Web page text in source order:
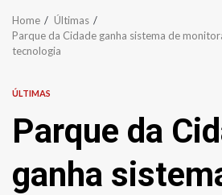
Home
Últimas
Parque da Cidade ganha sistema de
tecnologia
ÚLTIMAS
Parque da
ganha